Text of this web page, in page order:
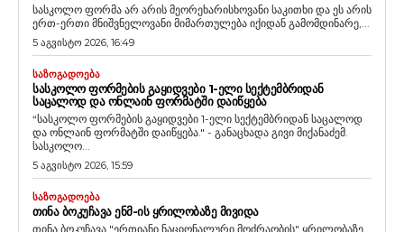
სასკოლო ფორმა არ არის მეორეხარისხოვანი საკითხი და ეს არის
ერთ-ერთი მნიშვნელოვანი მიმართულება იქიდან გამომდინარე,...
5 აგვისტო 2026, 16:49
ᲡᲐᲖᲝᲒᲐᲓᲝᲔᲑᲐ
ᲡᲐᲡᲙᲝᲚᲝ ᲤᲝᲠᲛᲔᲑᲘᲡ ᲒᲐᲧᲘᲓᲕᲔᲑᲘ 1-ᲔᲚᲘ ᲡᲔᲥᲢᲔᲛᲑᲠᲘᲓᲐᲜ
ᲡᲐᲪᲐᲚᲝᲓ ᲓᲐ ᲝᲜᲚᲐᲘᲜ ᲤᲝᲠᲛᲐᲢᲨᲘ ᲓᲐᲘᲬᲧᲔᲑᲐ
“სასკოლო ფორმების გაყიდვები 1-ელი სექტემბრიდან საცალოდ
და ონლაინ ფორმატში დაიწყება." - განაცხადა გივი მიქანაძემ.
სასკოლო...
5 აგვისტო 2026, 15:59
ᲡᲐᲖᲝᲒᲐᲓᲝᲔᲑᲐ
ᲗᲘᲜᲐ ᲑᲝᲙᲣᲩᲐᲕᲐ ᲔᲜᲛ-ᲘᲡ ᲧᲠᲘᲚᲝᲑᲐᲖᲔ ᲛᲘᲕᲘᲓᲐ
თინა ბოკუჩავა "ერთიანი ნაციონალური მოძრაობის" ყრილობაზე